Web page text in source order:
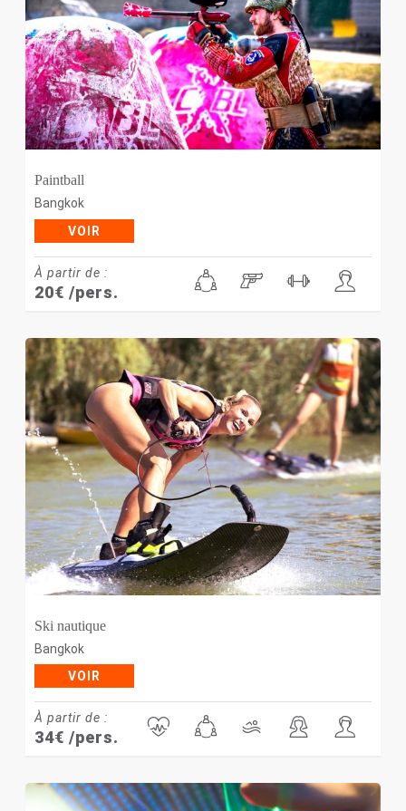
Paintball
Bangkok
VOIR
À partir de :
20€ /pers.
Ski nautique
Bangkok
VOIR
À partir de :
34€ /pers.